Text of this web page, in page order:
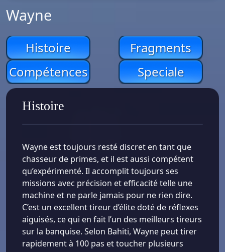
Wayne
Histoire
Fragments
Compétences
Speciale
Histoire
Wayne est toujours resté discret en tant que
chasseur de primes, et il est aussi compétent
qu’expérimenté. Il accomplit toujours ses
missions avec précision et efficacité telle une
machine et ne parle jamais pour ne rien dire.
C’est un excellent tireur d’élite doté de réflexes
aiguisés, ce qui en fait l’un des meilleurs tireurs
sur la banquise. Selon Bahiti, Wayne peut tirer
rapidement à 100 pas et toucher plusieurs